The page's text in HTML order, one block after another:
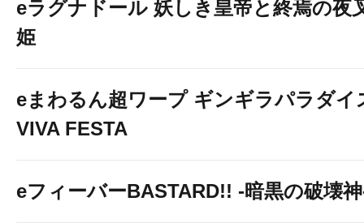
eラグナドール 妖しき皇帝と終焉の夜
姫
eまわるん超ワープ ギンギラパラダイ
VIVA FESTA
eフィーバーBASTARD!! -暗黒の破壊